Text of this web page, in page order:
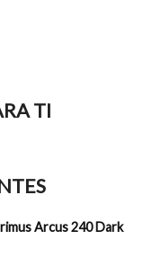
TI
Arcus 240 Dark